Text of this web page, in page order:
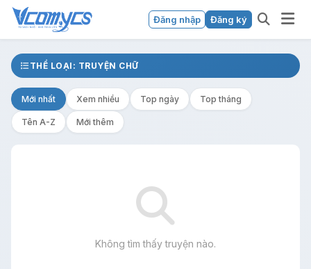
Đăng nhập Đăng ký
THỂ LOẠI: TRUYỆN CHỮ
Mới nhất Xem nhiều Top ngày Top tháng
Tên A-Z Mới thêm
Không tìm thấy truyện nào.